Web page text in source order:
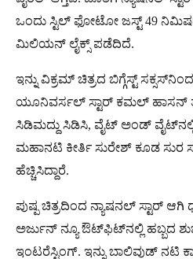
ಒಂದು ಸ್ಟಿಲ್ ಫೋಟೋ ಜಸ್ಟ್ 49
ಮಿಲಿಯನ್ ಲೈಕ್ಸ್ ಪಡೆದಿದೆ.
ಇನ್ನು ವಿಕ್ರಮ್ ಚಿತ್ರದ ಬಿಗ್ಗೆಸ್ಟ್
ಯೂನಿವರ್ಸಲ್ ಸ್ಟಾರ್ ಕಮಲ್
ಸಿಡಿಮದ್ದು ಸಿಡಿಸಿ, ವೈಟ್ ಅಂಡ್
ಮಹಾನಟಿ ಕೀರ್ತಿ ಸುರೇಶ್ ಕೂಡ ಸುರ
ಹೆಚ್ಚಿಸಿದ್ದಾರೆ.
ಪುಷ್ಪ ಚಿತ್ರದಿಂದ ನ್ಯಾಷನಲ್ ಸ್ಟಾರ್ ಆಗಿ
ಅರ್ಜುನ್ ನ್ಯೂ ಔಟ್​ಫಿಟ್​ನಲ್ಲಿ ಹಬ್ಬದ
ಇಂಟರೆಸ್ಟಿಂಗ್. ಇನ್ನು ಬಾಲಿವುಡ್ ನಟಿ